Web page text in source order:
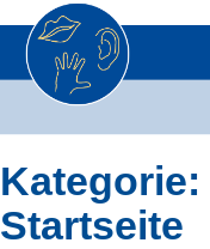
to
content
Kategorie:
Startseite